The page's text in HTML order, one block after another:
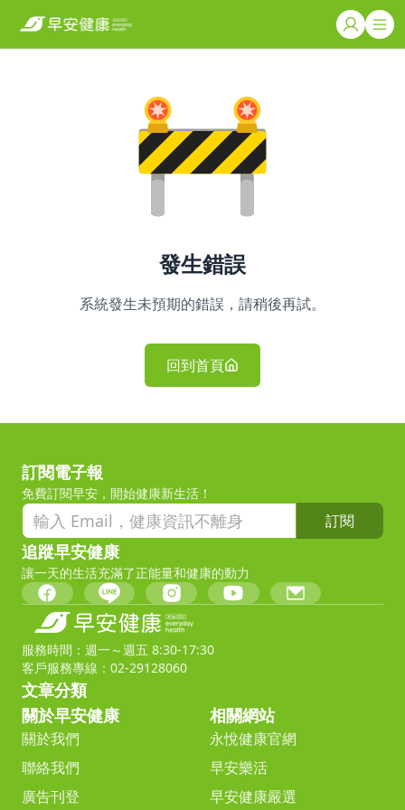
發生錯誤
系統發生未預期的錯誤，請稍後再試。
回到首頁
訂閱電子報
免費訂閱早安，開始健康新生活！
訂閱
追蹤早安健康
讓一天的生活充滿了正能量和健康的動力
服務時間：週一～週五 8:30-17:30
客戶服務專線：02-29128060
文章分類
關於早安健康
關於我們
聯絡我們
廣告刊登
相關網站
永悅健康官網
早安樂活
早安健康嚴選